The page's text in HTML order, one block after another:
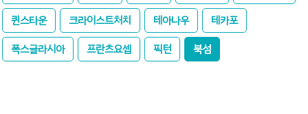
퀸스타운
크라이스트처치 테아나우
테카포
폭스글라시아
프란츠요셉 픽턴 북섬